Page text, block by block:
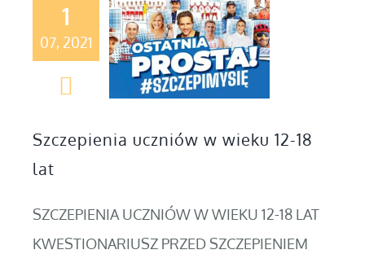
1
07, 2021
Szczepienia
uczniów w
wieku 12-18 lat
Szczepienia uczniów w wieku 12-18
lat
SZCZEPIENIA UCZNIÓW W WIEKU 12-18 LAT
KWESTIONARIUSZ PRZED SZCZEPIENIEM